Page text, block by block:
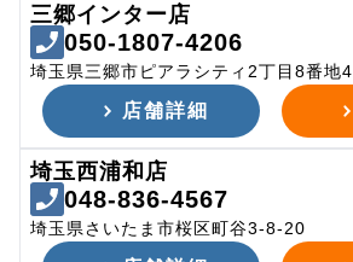
三郷インター店
050-1807-4206
埼玉県三郷市ピアラシティ2丁目8番地4
店舗詳細
埼玉西浦和店
048-836-4567
埼玉県さいたま市桜区町谷3-8-20